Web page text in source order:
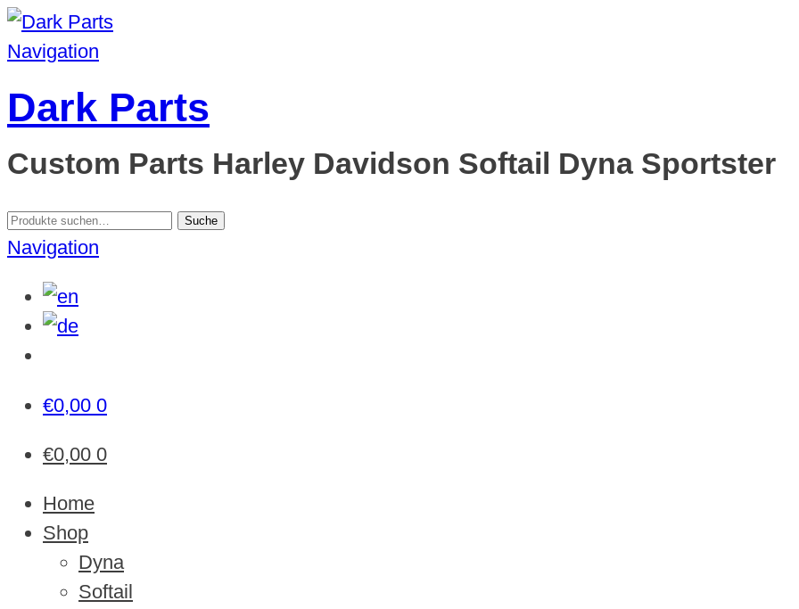
Navigation
Dark Parts
Custom Parts Harley Davidson Softail Dyna Sportster
Suche
nach:
Suche
Navigation
€0,00 0
€0,00 0
Home
Shop
Dyna
Softail